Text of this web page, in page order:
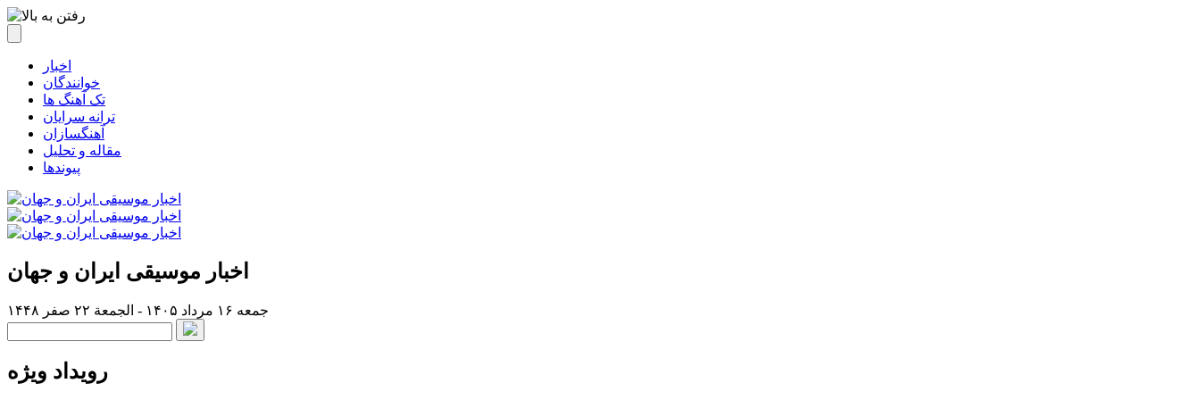
اخبار
خوانندگان
تک آهنگ ها
ترانه سرایان
آهنگسازان
مقاله و تحلیل
پیوندها
اخبار موسیقی ایران و جهان
جمعه ۱۶ مرداد ۱۴۰۵ - الجمعة ۲۲ صفر ۱۴۴۸
رویداد ویژه